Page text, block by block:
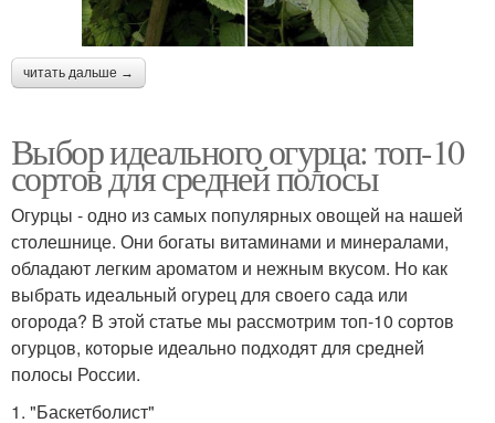
читать дальше →
Выбор идеального огурца: топ-10
сортов для средней полосы
Огурцы - одно из самых популярных овощей на нашей
столешнице. Они богаты витаминами и минералами,
обладают легким ароматом и нежным вкусом. Но как
выбрать идеальный огурец для своего сада или
огорода? В этой статье мы рассмотрим топ-10 сортов
огурцов, которые идеально подходят для средней
полосы России.
1. "Баскетболист"